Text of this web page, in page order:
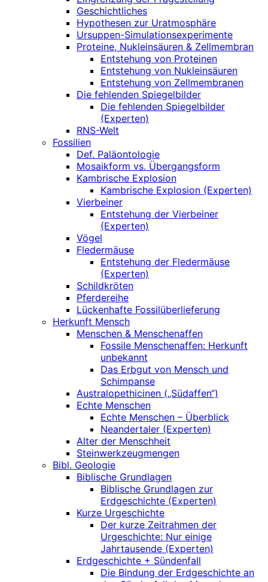
Geschichtliches
Hypothesen zur Uratmosphäre
Ursuppen-Simulationsexperimente
Proteine, Nukleinsäuren & Zellmembran
Entstehung von Proteinen
Entstehung von Nukleinsäuren
Entstehung von Zellmembranen
Die fehlenden Spiegelbilder
Die fehlenden Spiegelbilder
(Experten)
RNS-Welt
Fossilien
Def. Paläontologie
Mosaikform vs. Übergangsform
Kambrische Explosion
Kambrische Explosion (Experten)
Vierbeiner
Entstehung der Vierbeiner
(Experten)
Vögel
Fledermäuse
Entstehung der Fledermäuse
(Experten)
Schildkröten
Pferdereihe
Lückenhafte Fossilüberlieferung
Herkunft Mensch
Menschen & Menschenaffen
Fossile Menschenaffen: Herkunft
unbekannt
Das Erbgut von Mensch und
Schimpanse
Australopethicinen („Südaffen“)
Echte Menschen
Echte Menschen – Überblick
Neandertaler (Experten)
Alter der Menschheit
Steinwerkzeugmengen
Bibl. Geologie
Biblische Grundlagen
Biblische Grundlagen zur
Erdgeschichte (Experten)
Kurze Urgeschichte
Der kurze Zeitrahmen der
Urgeschichte: Nur einige
Jahrtausende (Experten)
Erdgeschichte + Sündenfall
Die Bindung der Erdgeschichte an